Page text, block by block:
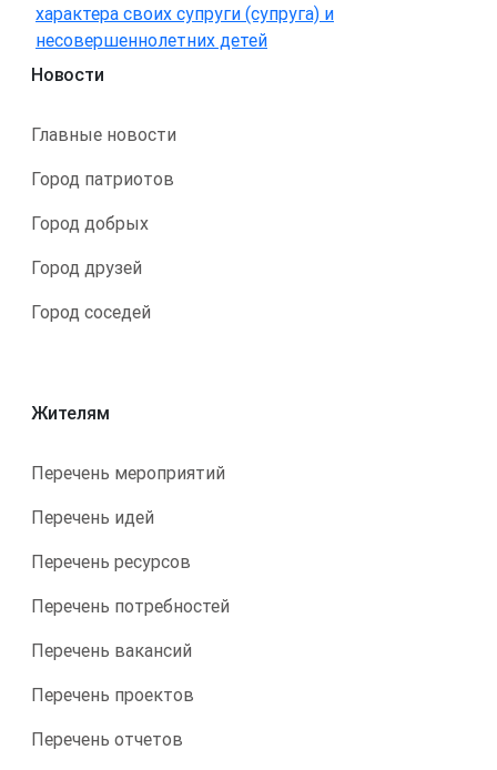
характера своих супруги (супруга) и
несовершеннолетних детей
Новости
Главные новости
Город патриотов
Город добрых
Город друзей
Город соседей
Жителям
Перечень мероприятий
Перечень идей
Перечень ресурсов
Перечень потребностей
Перечень вакансий
Перечень проектов
Перечень отчетов